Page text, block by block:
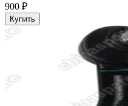
900 ₽
Купить